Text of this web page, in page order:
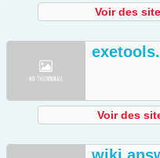
Voir des
Voir des